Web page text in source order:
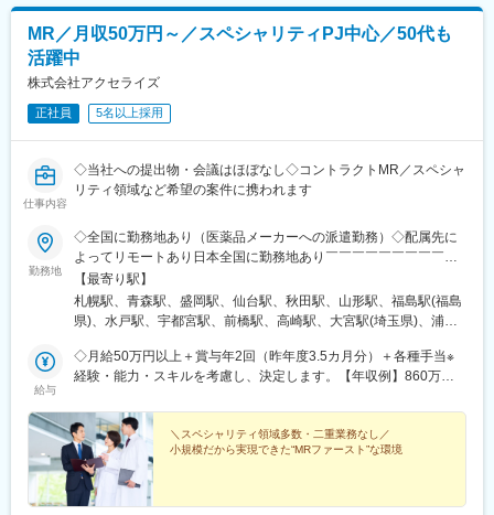
者などの管理部門）
営業経験を活かして様々なキャリアプランを実現できるのは、当
社ならではの強みです。
変更の範囲：会社の定める業務
医薬品は「どの成分に、どのような効果があって、誰に使うと良
いのか」などの情報が付加されて、初めて効果的に使うことがで
きます。医師への適切な医薬品情報の提供を通じて、患者さんの
治療、地域医療課題に貢献することができます。
■安心の研修体制：
・入社から3か月間：座学研修（導入教育）のみ
└医薬品や医療業界、営業方法についての知識を身につけます。
・導入教育終了後は、Web講義、e-Learning、集合研修を組み合
わせて行う、MR認定試験に100％を担保する対策講座がありま
・現場配属後も月1回以上の面談を設けており、成果を出すための
フォロー体制を整えております。
★入社同期がいるため、一緒に頑張れる環境です！専門性の高い
営業職が目指せます。
＜安定性＞
・誰にとっても必要不可欠な医療業界は、景気の影響に左右され
・当社は、東証プライム上場以来、10期連続で増収中のクオール
グループに属しており、主力事業を担っています。
＜社会貢献度の高さ＞
自身の売上・営業活動が患者さんのQOLの向上や病気から救うこ
可能性があります。月給(月額)は固定手当を含めた表記です。
MR／月収50万円～／スペシャリティPJ中心／50代も
活躍中
株式会社アクセライズ
正社員 5名以上採用
仕事内容
◇当社への提出物・会議はほぼなし◇コントラクトMR／スペシャ
リティ領域など希望の案件に携われます
勤務地
◇全国に勤務地あり（医薬品メーカーへの派遣勤務）◇配属先に
よってリモートあり日本全国に勤務地あり￣￣￣￣￣￣￣￣￣￣
北海道から沖縄県まで…日本全国に勤務地があります。配属先に
ついては希望を最大限に考慮して決定！U・Iターン就職も大歓迎
です。
【最寄り駅】
札幌駅、青森駅、盛岡駅、仙台駅、秋田駅、山形駅、福島駅(福島
県)、水戸駅、宇都宮駅、前橋駅、高崎駅、大宮駅(埼玉県)、浦和
都)、横浜駅、京急川崎駅、新潟駅、富山駅、金沢駅、福井駅、甲
府駅、長野駅、岐阜駅、静岡駅、名古屋駅、津駅、大津駅、京都
駅、岡山駅、広島駅、山口駅(山口県)、徳島駅、高松駅(香川県)、
松山駅(愛媛県)、高知駅、博多駅、佐賀駅、長崎駅(長崎県)、熊本
駅、大分駅、宮崎駅、鹿児島中央駅前駅、さっぽろ駅、仙台駅(地
下鉄)、曽根田駅、宇都宮駅東口駅、中央前橋駅、京成千葉駅、船
橋駅、新宿駅(東京メトロ)、二重橋前駅、三越前駅、新高島駅、川
給与
◇月給50万円以上＋賞与年2回（昨年度3.5カ月分）＋各種手当※
経験・能力・スキルを考慮し、決定します。【年収例】860万円
700万円／30歳（月給51万円+賞与）
＼スペシャリティ領域多数・二重業務なし／
小規模だから実現できた“MRファースト”な環境